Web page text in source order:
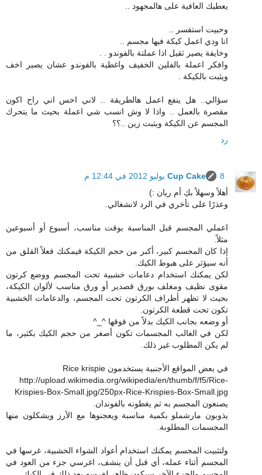
يعطيك العافية على هالمجهود ..
وحبيت استفسر ..
انا ودي اعمل كيكة فيها مجسم ..
وخايفة يصير ثقيل اذا عملتة بالفوندو . .
وافكر اعملة بالفلين الخفيف واغطية بالفوندو عشان يصير اخف
ويثبت بالكيكة .
سؤالي.. هل ينفع اعمل هالطريقة .. لاني احس اني راح اكون
مقصرة بالعمل .. واذا لا وش انسب شي اعملة بحيث ما يتحرك
المجسم عن الكيكة ويثبت زين ..؟؟
رد
Cup Cake
8 يوليو 2012 في 12:44 م
أهلاً وسهلاً بكِ أم ريان :)
وعذرًا على تأخري في الرد لانشغالي.
اعملي المجسم قبل المناسبة بوقت مناسب، أسبوع أو أسبوعين
مثلاً.
إذا كان المجسم كبير، أكبر من حجم الكيكة فيمكنك فعلاً القلق من
أنه سيؤثر على هبوط الكيك.
لكن يمكنك استخدام دعامات خشبية تحت المجسم ووضع كرتون
مقوى نظيف ومغلف بورق قصدير أو ورق مناسب لألوان الكيكة،
بحيث لا تظهر أطراف الكرتون تحت المجسم، والدعامات الخشبية
تكون تحت قطعة الكرتون.
أو وضعه بجانب الكيك بدلاً من فوقها ^_^
لكن في الغالب المجسمات تكون أصغر من حجم الكيك بكثير، ما
لم يكن المطلوب غير ذلك.
في بعض المواقع الأجنبية يستخدمون Rice krispie
http://upload.wikimedia.org/wikipedia/en/thumb/f/f5/Rice-
Krispies-Box-Small.jpg/250px-Rice-Krispies-Box-Small.jpg
يصنعون المجسم به ثم يغطونه بالفوندان.
يذوبون مارشملو بكمية مناسبة ويعجنوها مع الأرز ويشكلون منها
المجسمات المطلوبة.
ولتثبيت المجسم يمكنك استخدام أعواد الشواء الخشبية، غرسها في
المجسم أثناء عمله، أي قبل أن ينشف، اغرسي جزء من العود في